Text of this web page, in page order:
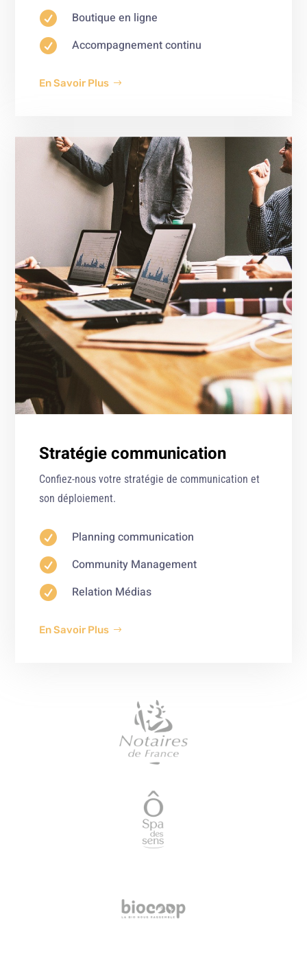
 Boutique en ligne
 Accompagnement continu
En Savoir Plus
Stratégie communication
Confiez-nous votre stratégie de communication et
son déploiement.
 Planning communication
 Community Management
 Relation Médias
En Savoir Plus